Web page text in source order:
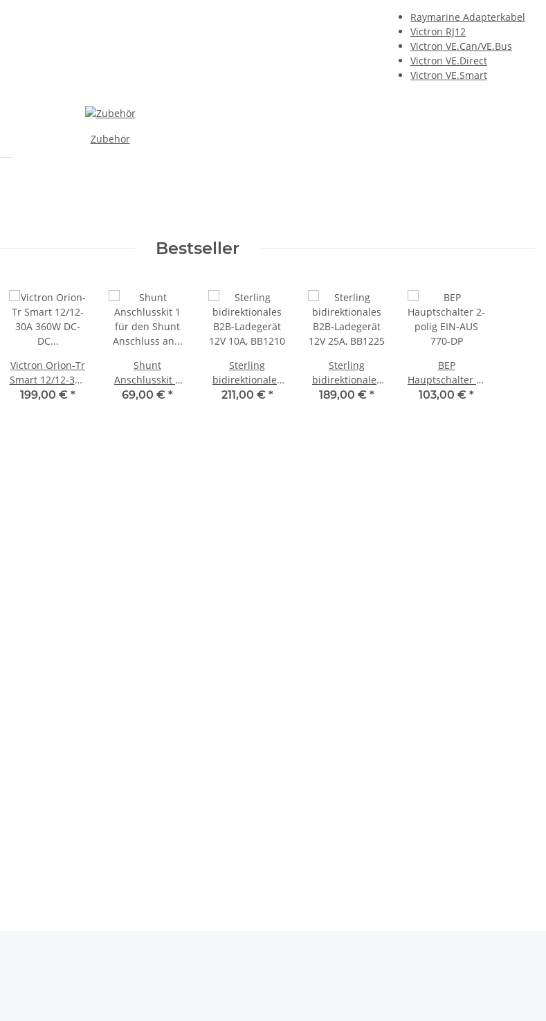
Raymarine Adapterkabel
Victron RJ12
Victron VE.Can/VE.Bus
Victron VE.Direct
Victron VE.Smart
Zubehör
Bestseller
Victron Orion-Tr
Smart 12/12-30A
360W DC-DC
199,00 € *
Shunt
Anschlusskit 1
für den Shunt
69,00 € *
Sterling
bidirektionales
B2B-Ladegerät
211,00 € *
Sterling
bidirektionales
B2B-Ladegerät
189,00 € *
BEP
Hauptschalter 2-
polig EIN-AUS
103,00 € *